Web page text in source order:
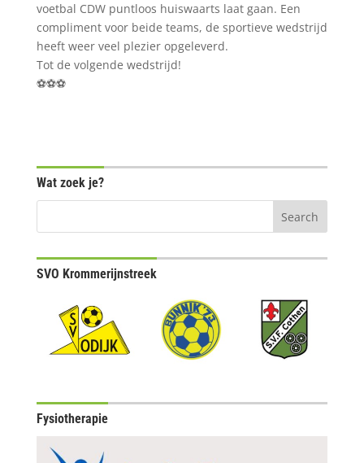
voetbal CDW puntloos huiswaarts laat gaan. Een
compliment voor beide teams, de sportieve wedstrijd
heeft weer veel plezier opgeleverd.
Tot de volgende wedstrijd!
⚽️⚽️⚽️
Wat zoek je?
SVO Krommerijnstreek
Fysiotherapie